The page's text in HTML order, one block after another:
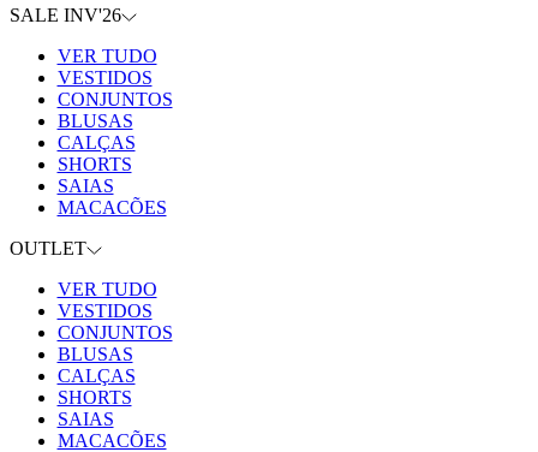
SALE INV'26
VER TUDO
VESTIDOS
CONJUNTOS
BLUSAS
CALÇAS
SHORTS
SAIAS
MACACÕES
OUTLET
VER TUDO
VESTIDOS
CONJUNTOS
BLUSAS
CALÇAS
SHORTS
SAIAS
MACACÕES